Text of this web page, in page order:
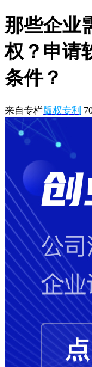
那些企业
权？申请
条件？
来自专栏版权专利